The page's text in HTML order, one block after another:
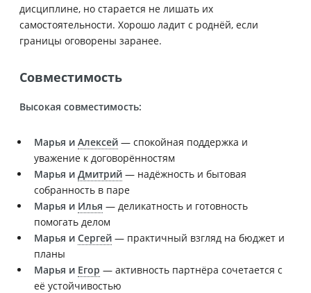
дисциплине, но старается не лишать их
самостоятельности. Хорошо ладит с роднёй, если
границы оговорены заранее.
Совместимость
Высокая совместимость:
Марья и Алексей — спокойная поддержка и
уважение к договорённостям
Марья и Дмитрий — надёжность и бытовая
собранность в паре
Марья и Илья — деликатность и готовность
помогать делом
Марья и Сергей — практичный взгляд на бюджет и
планы
Марья и Егор — активность партнёра сочетается с
её устойчивостью